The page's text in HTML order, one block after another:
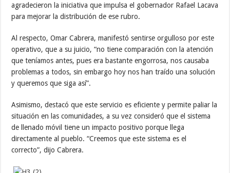
agradecieron la iniciativa que impulsa el gobernador Rafael Lacava
para mejorar la distribución de ese rubro.
Al respecto, Omar Cabrera, manifestó sentirse orgulloso por este
operativo, que a su juicio, “no tiene comparación con la atención
que teníamos antes, pues era bastante engorrosa, nos causaba
problemas a todos, sin embargo hoy nos han traído una solución
y queremos que siga así”.
Asimismo, destacó que este servicio es eficiente y permite paliar la
situación en las comunidades, a su vez consideró que el sistema
de llenado móvil tiene un impacto positivo porque llega
directamente al pueblo. “Creemos que este sistema es el
correcto”, dijo Cabrera.